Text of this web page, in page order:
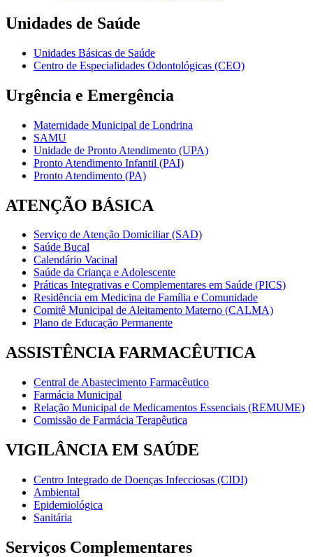
Unidades de Saúde
Unidades Básicas de Saúde
Centro de Especialidades Odontológicas (CEO)
Urgência e Emergência
Maternidade Municipal de Londrina
SAMU
Unidade de Pronto Atendimento (UPA)
Pronto Atendimento Infantil (PAI)
Pronto Atendimento (PA)
ATENÇÃO BÁSICA
Serviço de Atenção Domiciliar (SAD)
Saúde Bucal
Calendário Vacinal
Saúde da Criança e Adolescente
Práticas Integrativas e Complementares em Saúde (PICS)
Residência em Medicina de Família e Comunidade
Comitê Municipal de Aleitamento Materno (CALMA)
Plano de Educação Permanente
ASSISTÊNCIA FARMACÊUTICA
Central de Abastecimento Farmacêutico
Farmácia Municipal
Relação Municipal de Medicamentos Essenciais (REMUME)
Comissão de Farmácia Terapêutica
VIGILÂNCIA EM SAÚDE
Centro Integrado de Doenças Infecciosas (CIDI)
Ambiental
Epidemiológica
Sanitária
Serviços Complementares